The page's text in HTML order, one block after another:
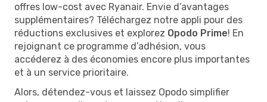
offres low-cost avec Ryanair. Envie d’avantages
supplémentaires? Téléchargez notre appli pour des
réductions exclusives et explorez Opodo Prime! En
rejoignant ce programme d’adhésion, vous
accéderez à des économies encore plus importantes
et à un service prioritaire.
Alors, détendez-vous et laissez Opodo simplifier